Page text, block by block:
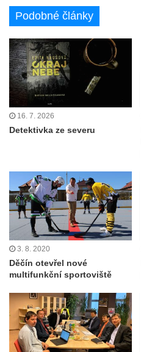
Podobné články
16. 7. 2026
Detektivka ze severu
3. 8. 2020
Děčín otevřel nové
multifunkční sportoviště